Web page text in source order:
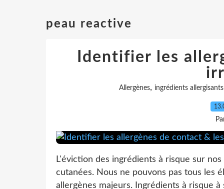
peau reactive
Identifier les
Allergènes, ingrédients allergisants
L'éviction des ingrédients à risque sur
cutanées. Nous ne pouvons pas tous les
allergènes majeurs. Ingrédients à risque